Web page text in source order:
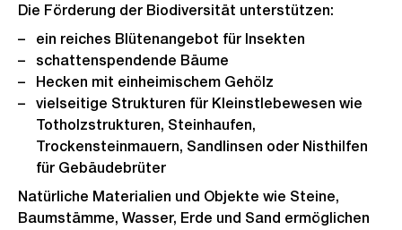
Die Förderung der Biodiversität unterstützen:
ein reiches Blütenangebot für Insekten
schattenspendende Bäume
Hecken mit einheimischem Gehölz
vielseitige Strukturen für Kleinstlebewesen wie
Totholzstrukturen, Steinhaufen,
Trockensteinmauern, Sandlinsen oder Nisthilfen
für Gebäudebrüter
Natürliche Materialien und Objekte wie Steine,
Baumstämme, Wasser, Erde und Sand ermöglichen